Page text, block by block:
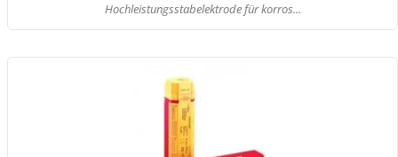
Hochleistungsstabelektrode für korros...